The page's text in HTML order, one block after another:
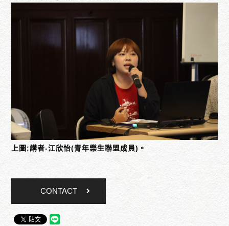
上圖:講者-江欣怡(青年樂生聯盟成員)。
CONTACT